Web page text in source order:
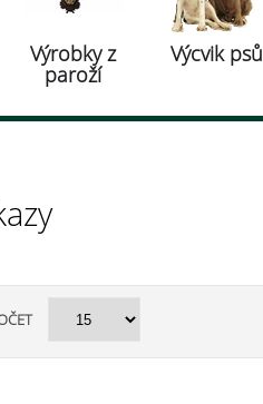
Výrobky z
paroží
Výcvik psů